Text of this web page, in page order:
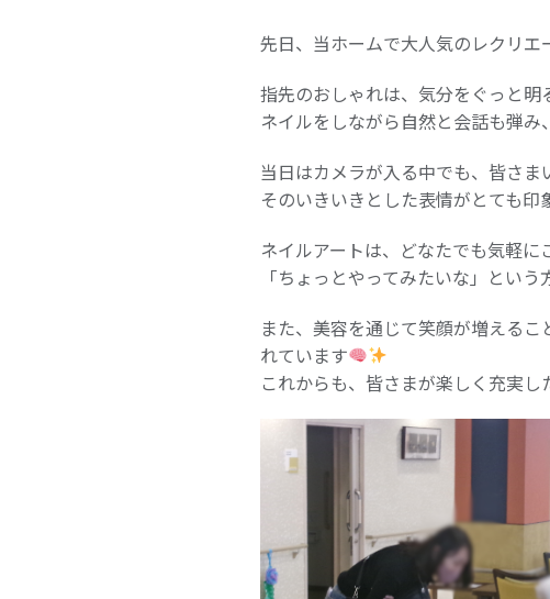
先日、当ホームで大人気のレクリ
指先のおしゃれは、気分をぐっと明
ネイルをしながら自然と会話も弾
当日はカメラが入る中でも、皆さ
そのいきいきとした表情がとても
ネイルアートは、どなたでも気軽
「ちょっとやってみたいな」とい
また、美容を通じて笑顔が増える
れています
これからも、皆さまが楽しく充実